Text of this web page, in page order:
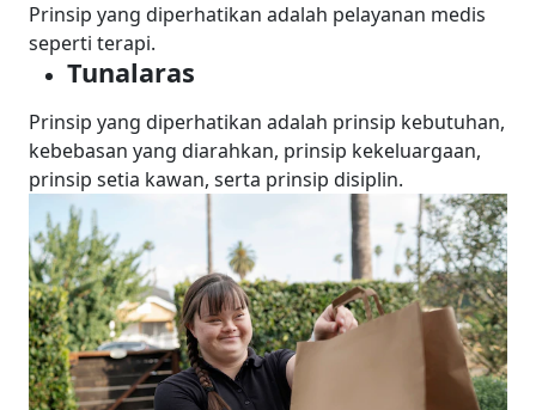
Prinsip yang diperhatikan adalah pelayanan medis
seperti terapi.
Tunalaras
Prinsip yang diperhatikan adalah prinsip kebutuhan,
kebebasan yang diarahkan, prinsip kekeluargaan,
prinsip setia kawan, serta prinsip disiplin.